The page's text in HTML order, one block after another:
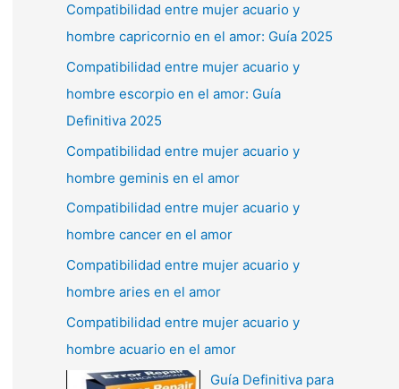
Compatibilidad entre mujer acuario y
hombre capricornio en el amor: Guía 2025
Compatibilidad entre mujer acuario y
hombre escorpio en el amor: Guía
Definitiva 2025
Compatibilidad entre mujer acuario y
hombre geminis en el amor
Compatibilidad entre mujer acuario y
hombre cancer en el amor
Compatibilidad entre mujer acuario y
hombre aries en el amor
Compatibilidad entre mujer acuario y
hombre acuario en el amor
Guía Definitiva para